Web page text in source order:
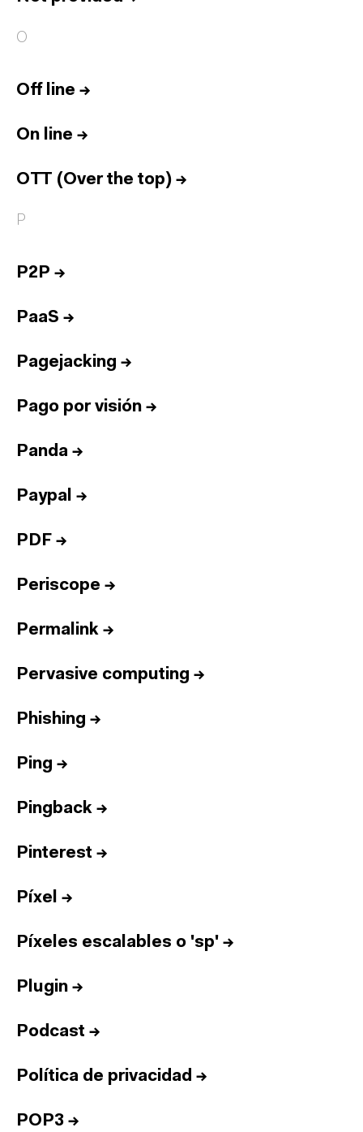
O
Off line →
On line →
OTT (Over the top) →
P
P2P →
PaaS →
Pagejacking →
Pago por visión →
Panda →
Paypal →
PDF →
Periscope →
Permalink →
Pervasive computing →
Phishing →
Ping →
Pingback →
Pinterest →
Píxel →
Píxeles escalables o 'sp' →
Plugin →
Podcast →
Política de privacidad →
POP3 →